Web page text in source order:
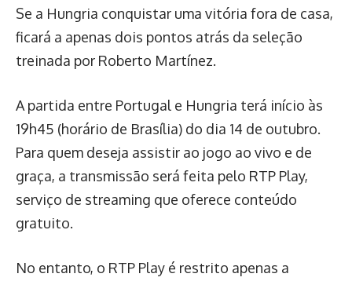
Se a Hungria conquistar uma vitória fora de casa,
ficará a apenas dois pontos atrás da seleção
treinada por Roberto Martínez.
A partida entre Portugal e Hungria terá início às
19h45 (horário de Brasília) do dia 14 de outubro.
Para quem deseja assistir ao jogo ao vivo e de
graça, a transmissão será feita pelo RTP Play,
serviço de streaming que oferece conteúdo
gratuito.
No entanto, o RTP Play é restrito apenas a